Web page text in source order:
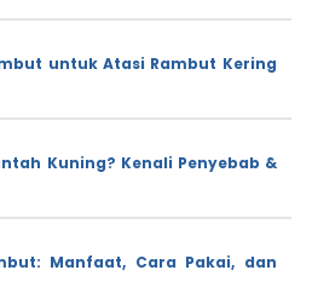
untuk Atasi Rambut Kering
Kuning? Kenali Penyebab &
Manfaat, Cara Pakai, dan